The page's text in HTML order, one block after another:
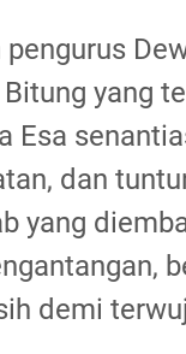
yang
Esa
dan
yang
demi